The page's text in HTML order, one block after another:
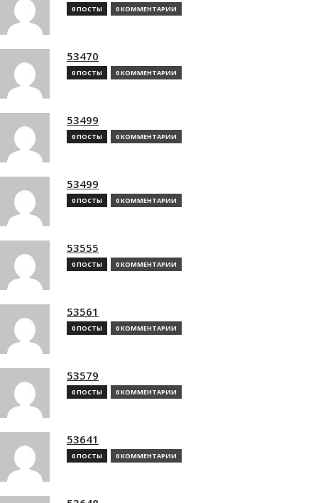
0 ПОСТЫ 0 КОММЕНТАРИИ
53470
0 ПОСТЫ 0 КОММЕНТАРИИ
53499
0 ПОСТЫ 0 КОММЕНТАРИИ
53499
0 ПОСТЫ 0 КОММЕНТАРИИ
53555
0 ПОСТЫ 0 КОММЕНТАРИИ
53561
0 ПОСТЫ 0 КОММЕНТАРИИ
53579
0 ПОСТЫ 0 КОММЕНТАРИИ
53641
0 ПОСТЫ 0 КОММЕНТАРИИ